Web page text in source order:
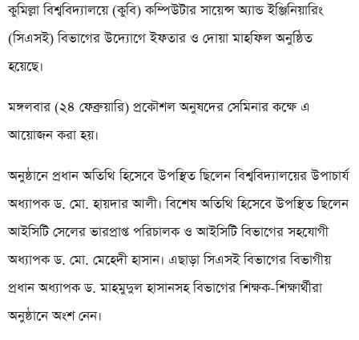
কুমিল্লা বিশ্ববিদ্যালয়ে (কুবি) কম্পিউটার সায়েন্স অ্যান্ড ইঞ্জিনিয়ারিং
(সিএসই) বিভাগের উদ্যোগে ইফতার ও দোয়া মাহফিল অনুষ্ঠিত
হয়েছে।
মঙ্গলবার (২৪ ফেব্রুয়ারি) প্রকৌশল অনুষদের সেমিনার কক্ষে এ
আয়োজন করা হয়।
অনুষ্ঠানে প্রধান অতিথি হিসেবে উপস্থিত ছিলেন বিশ্ববিদ্যালয়ের উপাচার্য
অধ্যাপক ড. মো. হায়দার আলী। বিশেষ অতিথি হিসেবে উপস্থিত ছিলেন
আইসিটি সেলের ভারপ্রাপ্ত পরিচালক ও আইসিটি বিভাগের সহযোগী
অধ্যাপক ড. মো. মেহেদী হাসান। এছাড়া সিএসই বিভাগের বিভাগীয়
প্রধান অধ্যাপক ড. মাহমুদুল হাসানসহ বিভাগের শিক্ষক-শিক্ষার্থীরা
অনুষ্ঠানে অংশ নেন।